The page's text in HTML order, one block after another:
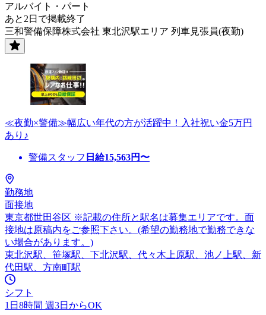
アルバイト・パート
あと2日で掲載終了
三和警備保障株式会社 東北沢駅エリア 列車見張員(夜勤)
≪夜勤×警備≫幅広い年代の方が活躍中！入社祝い金5万円
あり♪
警備スタッフ 日給15,563円〜
勤務地
面接地
東京都世田谷区 ※記載の住所と駅名は募集エリアです。面
接地は原稿内をご参照下さい。(希望の勤務地で勤務できな
い場合があります。)
東北沢駅、笹塚駅、下北沢駅、代々木上原駅、池ノ上駅、新
代田駅、方南町駅
シフト
1日8時間 週3日からOK